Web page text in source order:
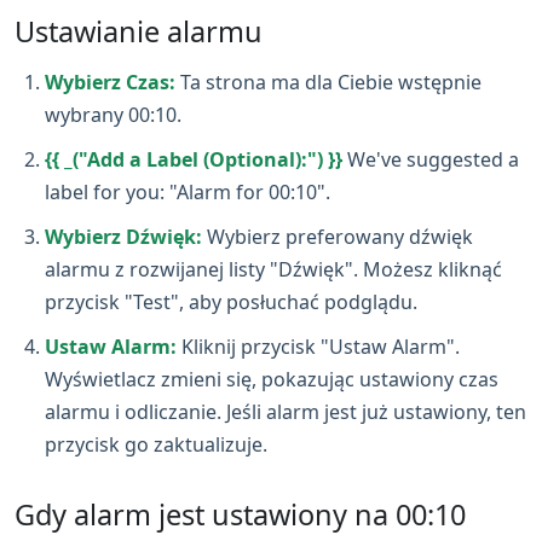
Ustawianie alarmu
Wybierz Czas: Ta strona ma dla Ciebie wstępnie
wybrany 00:10.
{{ _("Add a Label (Optional):") }}We've suggested a
label for you: "Alarm for 00:10".
Wybierz Dźwięk: Wybierz preferowany dźwięk
alarmu z rozwijanej listy "Dźwięk". Możesz kliknąć
przycisk "Test", aby posłuchać podglądu.
Ustaw Alarm: Kliknij przycisk "Ustaw Alarm".
Wyświetlacz zmieni się, pokazując ustawiony czas
alarmu i odliczanie. Jeśli alarm jest już ustawiony, ten
przycisk go zaktualizuje.
Gdy alarm jest ustawiony na 00:10